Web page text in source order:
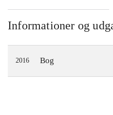
Informationer og
2016 Bog